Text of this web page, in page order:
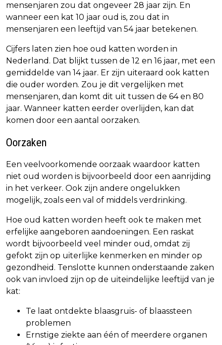
mensenjaren zou dat ongeveer 28 jaar zijn. En
wanneer een kat 10 jaar oud is, zou dat in
mensenjaren een leeftijd van 54 jaar betekenen.
Cijfers laten zien hoe oud katten worden in
Nederland. Dat blijkt tussen de 12 en 16 jaar, met een
gemiddelde van 14 jaar. Er zijn uiteraard ook katten
die ouder worden. Zou je dit vergelijken met
mensenjaren, dan komt dit uit tussen de 64 en 80
jaar. Wanneer katten eerder overlijden, kan dat
komen door een aantal oorzaken.
Oorzaken
Een veelvoorkomende oorzaak waardoor katten
niet oud worden is bijvoorbeeld door een aanrijding
in het verkeer. Ook zijn andere ongelukken
mogelijk, zoals een val of middels verdrinking.
Hoe oud katten worden heeft ook te maken met
erfelijke aangeboren aandoeningen. Een raskat
wordt bijvoorbeeld veel minder oud, omdat zij
gefokt zijn op uiterlijke kenmerken en minder op
gezondheid. Tenslotte kunnen onderstaande zaken
ook van invloed zijn op de uiteindelijke leeftijd van je
kat:
Te laat ontdekte blaasgruis- of blaassteen
problemen
Ernstige ziekte aan één of meerdere organen